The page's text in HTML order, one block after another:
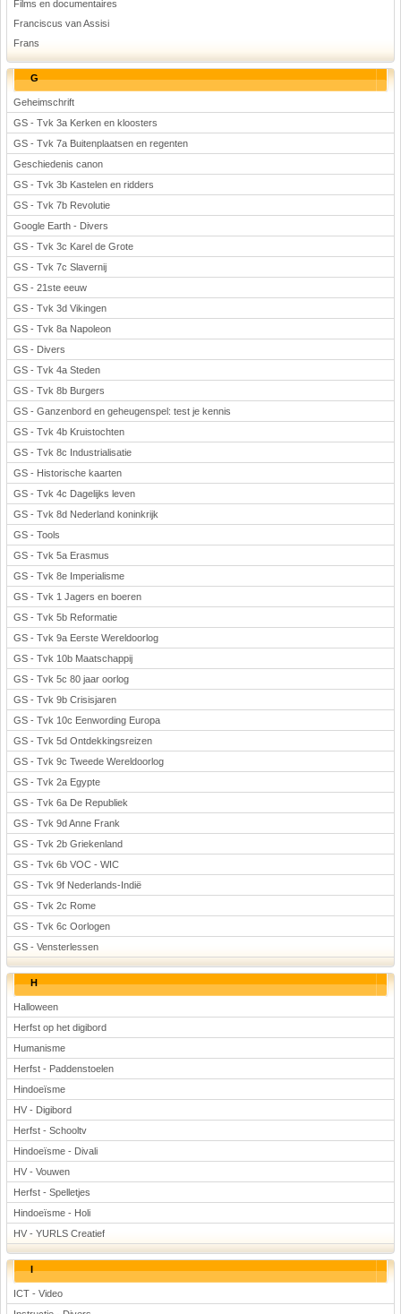
Films en documentaires
Franciscus van Assisi
Frans
G
Geheimschrift
GS - Tvk 3a Kerken en kloosters
GS - Tvk 7a Buitenplaatsen en regenten
Geschiedenis canon
GS - Tvk 3b Kastelen en ridders
GS - Tvk 7b Revolutie
Google Earth - Divers
GS - Tvk 3c Karel de Grote
GS - Tvk 7c Slavernij
GS - 21ste eeuw
GS - Tvk 3d Vikingen
GS - Tvk 8a Napoleon
GS - Divers
GS - Tvk 4a Steden
GS - Tvk 8b Burgers
GS - Ganzenbord en geheugenspel: test je kennis
GS - Tvk 4b Kruistochten
GS - Tvk 8c Industrialisatie
GS - Historische kaarten
GS - Tvk 4c Dagelijks leven
GS - Tvk 8d Nederland koninkrijk
GS - Tools
GS - Tvk 5a Erasmus
GS - Tvk 8e Imperialisme
GS - Tvk 1 Jagers en boeren
GS - Tvk 5b Reformatie
GS - Tvk 9a Eerste Wereldoorlog
GS - Tvk 10b Maatschappij
GS - Tvk 5c 80 jaar oorlog
GS - Tvk 9b Crisisjaren
GS - Tvk 10c Eenwording Europa
GS - Tvk 5d Ontdekkingsreizen
GS - Tvk 9c Tweede Wereldoorlog
GS - Tvk 2a Egypte
GS - Tvk 6a De Republiek
GS - Tvk 9d Anne Frank
GS - Tvk 2b Griekenland
GS - Tvk 6b VOC - WIC
GS - Tvk 9f Nederlands-Indië
GS - Tvk 2c Rome
GS - Tvk 6c Oorlogen
GS - Vensterlessen
H
Halloween
Herfst op het digibord
Humanisme
Herfst - Paddenstoelen
Hindoeïsme
HV - Digibord
Herfst - Schooltv
Hindoeïsme - Divali
HV - Vouwen
Herfst - Spelletjes
Hindoeïsme - Holi
HV - YURLS Creatief
I
ICT - Video